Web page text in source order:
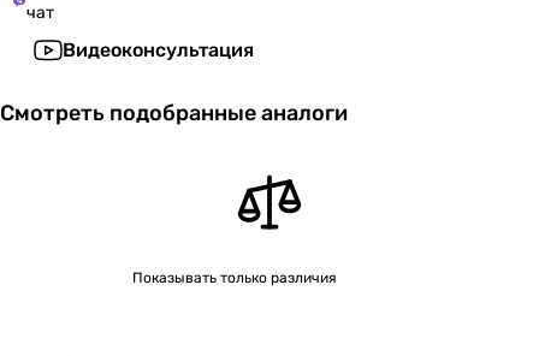
чат
Видеоконсультация
Смотреть подобранные аналоги
Показывать только различия